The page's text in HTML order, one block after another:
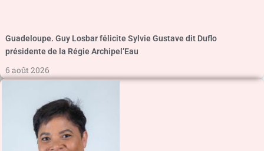
Guadeloupe. Guy Losbar félicite Sylvie Gustave dit Duflo
présidente de la Régie Archipel’Eau
6 août 2026